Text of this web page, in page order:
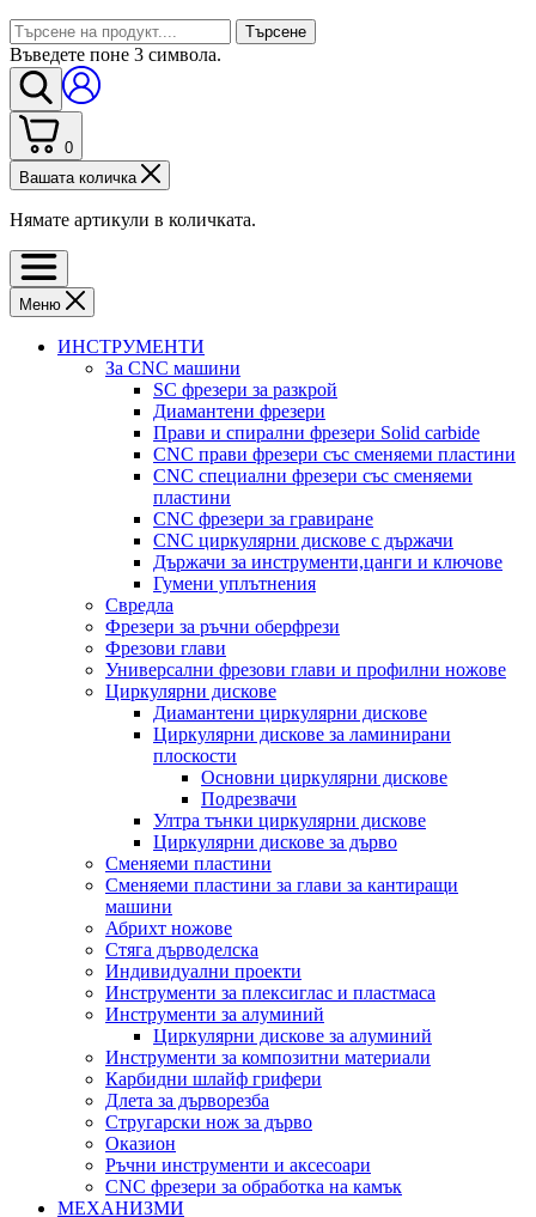
Търсене
Въведете поне 3 символа.
0
Вашата количка
Нямате артикули в количката.
Меню
ИНСТРУМЕНТИ
За CNC машини
SC фрезери за разкрой
Диамантени фрезери
Прави и спирални фрезери Solid carbide
CNC прави фрезери със сменяеми пластини
CNC специални фрезери със сменяеми
пластини
CNC фрезери за гравиране
CNC циркулярни дискове с държачи
Държачи за инструменти,цанги и ключове
Гумени уплътнения
Свредла
Фрезери за ръчни оберфрези
Фрезови глави
Универсални фрезови глави и профилни ножове
Циркулярни дискове
Диамантени циркулярни дискове
Циркулярни дискове за ламинирани
плоскости
Основни циркулярни дискове
Подрезвачи
Ултра тънки циркулярни дискове
Циркулярни дискове за дърво
Сменяеми пластини
Сменяеми пластини за глави за кантиращи
машини
Абрихт ножове
Стяга дърводелска
Индивидуални проекти
Инструменти за плексиглас и пластмаса
Инструменти за алуминий
Циркулярни дискове за алуминий
Инструменти за композитни материали
Карбидни шлайф грифери
Длета за дърворезба
Стругарски нож за дърво
Оказион
Ръчни инструменти и аксесоари
CNC фрезери за обработка на камък
МЕХАНИЗМИ